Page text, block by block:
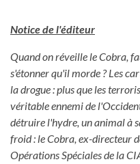
Notice de l'éditeur
Quand on réveille le Cobra,
s'étonner qu'il morde ? Les
la drogue : plus que les
véritable ennemi de
détruire l'hydre, un animal à
froid : le Cobra, ex-directeur
Opérations Spéciales de la